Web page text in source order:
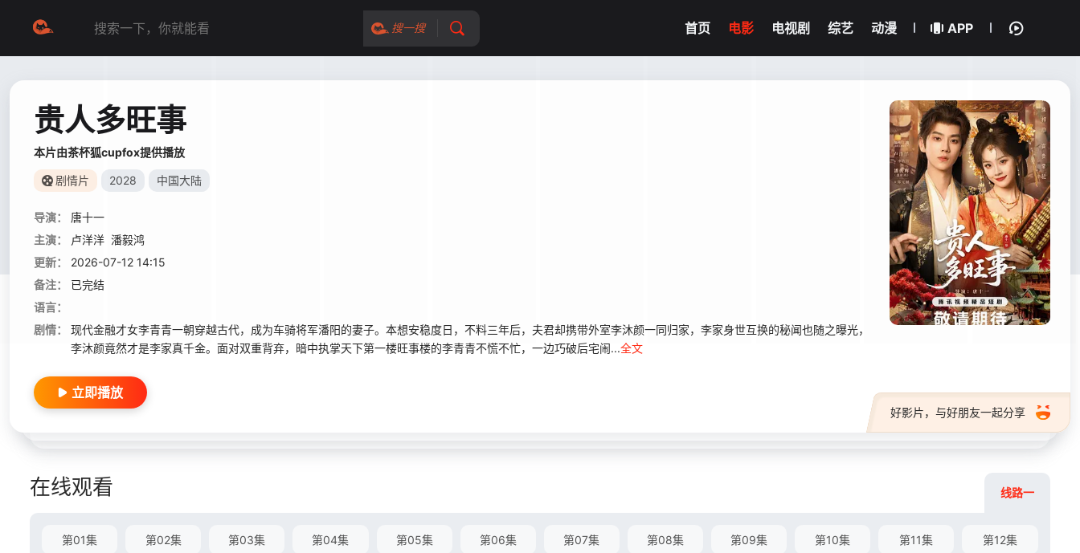
搜一搜 首页 电影 电视剧 综艺 动漫 APP
贵人多旺事
本片由茶杯狐cupfox提供播放
剧情片 2028 中国大陆
导演：
唐十一
主演：
卢洋洋 潘毅鸿
更新：
2026-07-12 14:15
备注：
已完结
语言：
剧情：
现代金融才女李青青一朝穿越古代，成为车骑将军潘阳的妻子。本想安稳度日，不料三年后，夫君却携带外室李沐颜一同归家，李家身世互换的秘闻也随之曝光，
李沐颜竟然才是李家真千金。面对双重背弃，暗中执掌天下第一楼旺事楼的李青青不慌不忙，一边巧破后宅闹...全文
好影片，与好朋友一起分享
立即播放
在线观看 线路一
第01集 第02集 第03集 第04集 第05集 第06集 第07集 第08集 第09集 第10集 第11集 第12集